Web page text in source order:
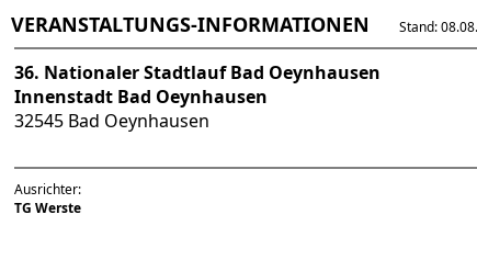
VERANSTALTUNGS-INFORMATIONEN Stand:
36. Nationaler Stadtlauf Bad Oeynhausen
Innenstadt Bad Oeynhausen
32545 Bad Oeynhausen
Ausrichter:
TG Werste